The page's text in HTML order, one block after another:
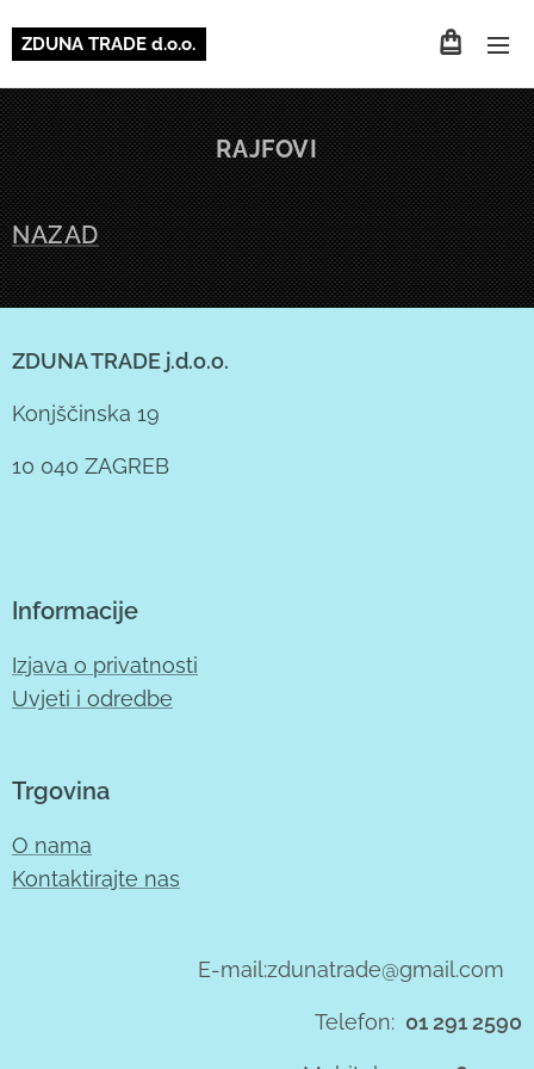
ZDUNA TRADE d.o.o.
RAJFOVI
NAZAD
ZDUNA TRADE j.d.o.o.
Konjščinska 19
10 040 ZAGREB
Informacije
Izjava o privatnosti
Uvjeti i odredbe
Trgovina
O nama
Kontaktirajte nas
E-mail:zdunatrade@gmail.com
Telefon: 01 291 2590